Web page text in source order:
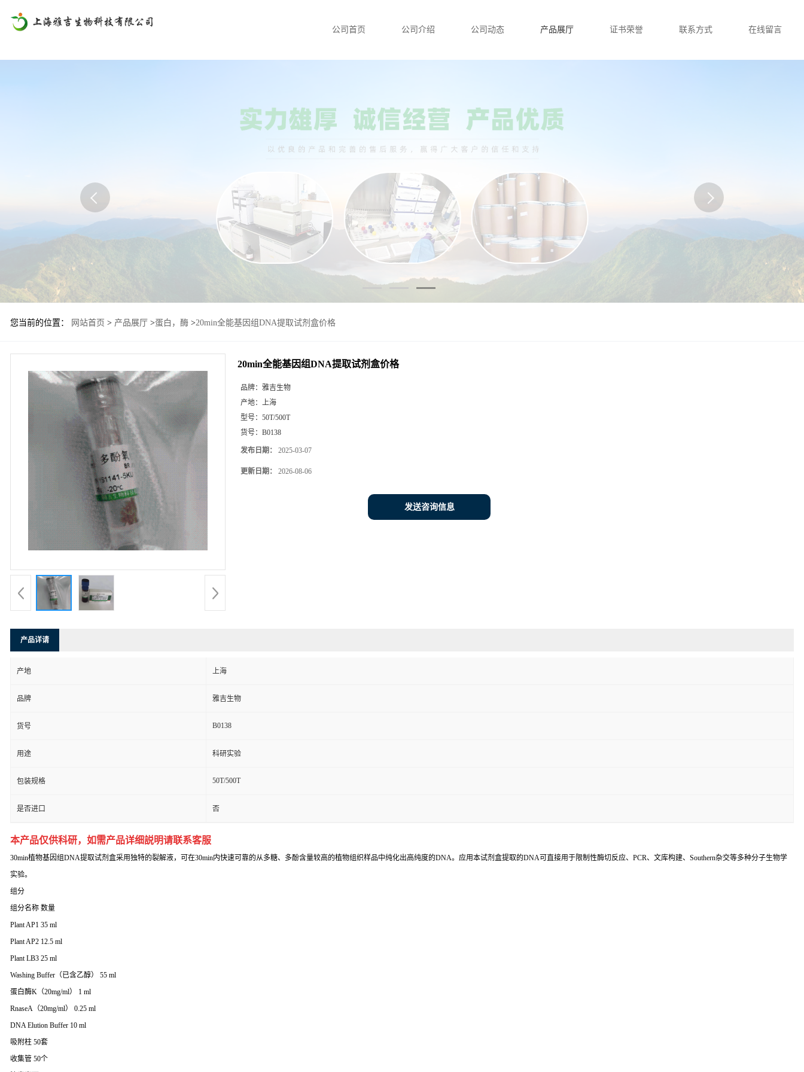
公司首页 公司介绍 公司动态 产品展厅 证书荣誉 联系方式 在线留言
您当前的位置： 网站首页 > 产品展厅 >蛋白，酶 >20min全能基因组DNA提取试剂盒价格
20min全能基因组DNA提取试剂盒价格
品牌： 雅吉生物
产地： 上海
型号： 50T/500T
货号： B0138
发布日期： 2025-03-07
更新日期： 2026-08-06
发送咨询信息
产品详请
产地 上海
品牌 雅吉生物
货号 B0138
用途 科研实验
包装规格 50T/500T
是否进口 否
本产品仅供科研，如需产品详细説明请联系客服
30min植物基因组DNA提取试剂盒采用独特的裂解液，可在30min内快速可靠的从多糖、多酚含量较高的植物组织样品中纯化出高纯度的DNA。应用本试剂盒提取的DNA可直接用于限制性酶切反应、PCR、文库构建、Southern杂交等多种分子生物学
实验。
组分
组分名称 数量
Plant AP1 35 ml
Plant AP2 12.5 ml
Plant LB3 25 ml
Washing Buffer（已含乙醇） 55 ml
蛋白酶K（20mg/ml） 1 ml
RnaseA（20mg/ml） 0.25 ml
DNA Elution Buffer 10 ml
吸附柱 50套
收集管 50个